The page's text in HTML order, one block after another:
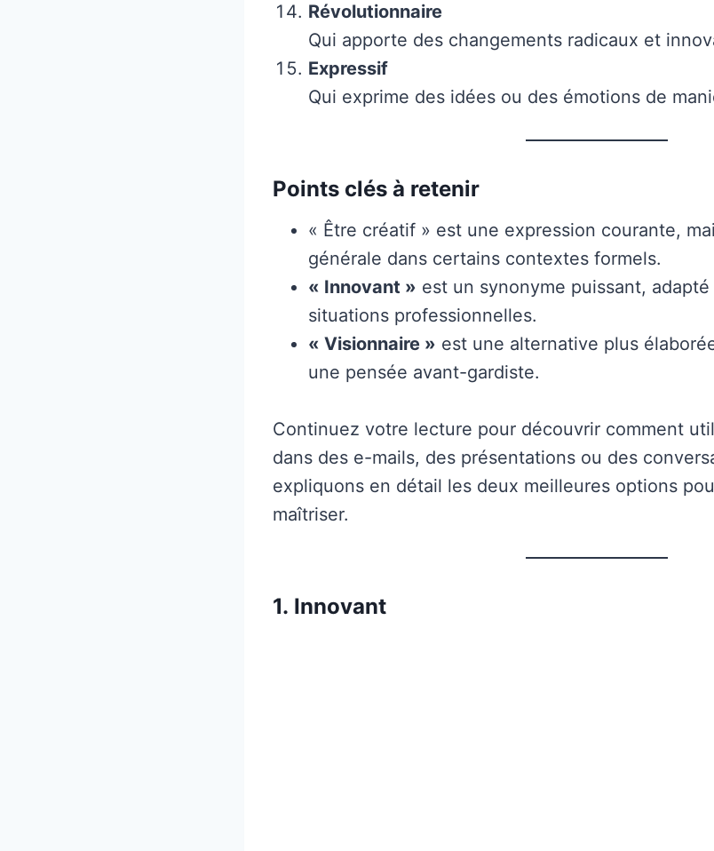
Révolutionnaire
Qui apporte des changements radicaux et
Expressif
Qui exprime des idées ou des émotions de
Points clés à retenir
« Être créatif » est une expression courante,
générale dans certains contextes formels.
« Innovant » est un synonyme puissant,
situations professionnelles.
« Visionnaire » est une alternative plus
une pensée avant-gardiste.
Continuez votre lecture pour découvrir comment
dans des e-mails, des présentations ou des
expliquons en détail les deux meilleures options
maîtriser.
1. Innovant